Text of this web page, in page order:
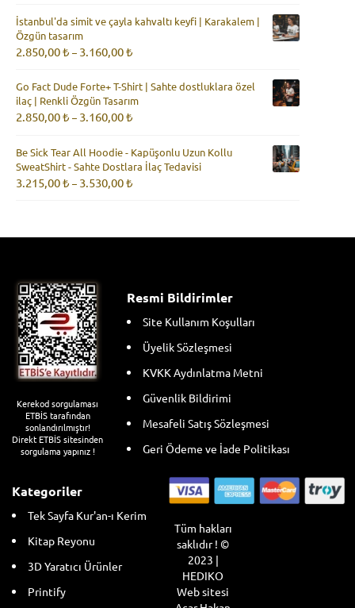
İstanbul'da simit ve çayla kahvaltı keyfi | Karakalem |
Özgün tasarım
2.850,00₺ – 3.160,00₺
-
3.160,00 ₺
Go Fact Dude Forte+ T-Shirt | Sahte dostluklara özel
ilaç | Renkli Özgün Tasarım
2.850,00₺ – 3.160,00₺
-
3.160,00 ₺
Be Sick Tear All Hoodie - Kapüşonlu Uzun Kollu
SweatShirt - Sahte Dostlara İlaç Tedavisi
3.215,00₺ – 3.530,00₺
Kerekod sorgulaması
ETBİS tarafından
sonlandırılmıştır!
Direkt ETBİS sitesinden
sorgulama yapınız !
Resmi Bildirimler
Site Kullanım Koşulları
Üyelik Sözleşmesi
KVKK Aydınlatma Metni
Güvenlik Bildirimi
Mesafeli Satış Sözleşmesi
Geri Ödeme ve İade Politikası
Kategoriler
Tek Sayfa Kur'an-ı Kerim
Kitap Reyonu
3D Yaratıcı Ürünler
Printify
Tüm hakları
saklıdır ! ©
2023 |
HEDIKO
Web sitesi